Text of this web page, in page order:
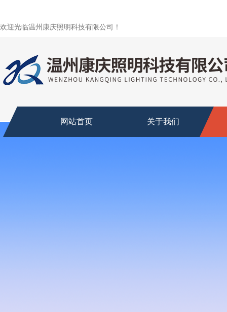
欢迎光临温州康庆照明科技有限公司！
网站首页 关于我们